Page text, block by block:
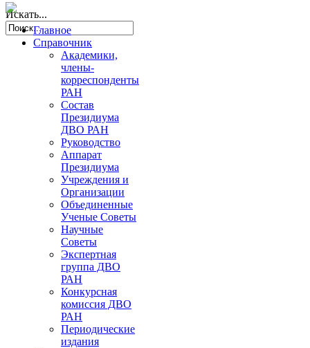
Искать...
Главное
Справочник
Академики,
члены-
корреспонденты
РАН
Состав
Президиума
ДВО РАН
Руководство
Аппарат
Президиума
Учреждения и
Организации
Объединенные
Ученые Советы
Научные
Советы
Экспертная
группа ДВО
РАН
Конкурсная
комиссия ДВО
РАН
Периодические
издания